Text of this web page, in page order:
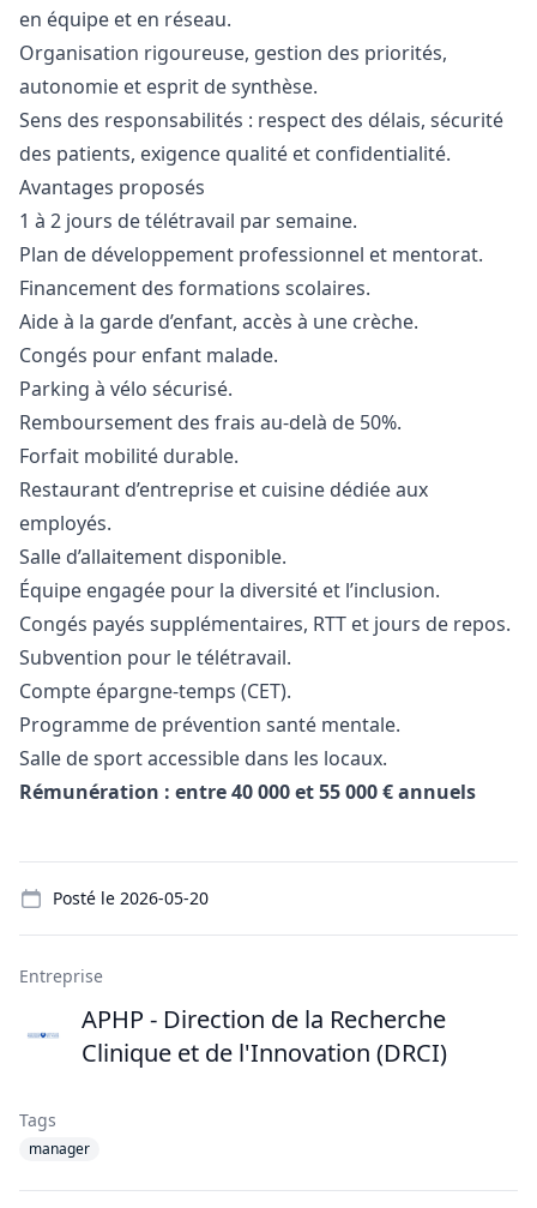
en équipe et en réseau.
Organisation rigoureuse, gestion des priorités,
autonomie et esprit de synthèse.
Sens des responsabilités : respect des délais, sécurité
des patients, exigence qualité et confidentialité.
Avantages proposés
1 à 2 jours de télétravail par semaine.
Plan de développement professionnel et mentorat.
Financement des formations scolaires.
Aide à la garde d’enfant, accès à une crèche.
Congés pour enfant malade.
Parking à vélo sécurisé.
Remboursement des frais au-delà de 50%.
Forfait mobilité durable.
Restaurant d’entreprise et cuisine dédiée aux
employés.
Salle d’allaitement disponible.
Équipe engagée pour la diversité et l’inclusion.
Congés payés supplémentaires, RTT et jours de repos.
Subvention pour le télétravail.
Compte épargne-temps (CET).
Programme de prévention santé mentale.
Salle de sport accessible dans les locaux.
Rémunération : entre 40 000 et 55 000 € annuels
Posté le 2026-05-20
Entreprise
APHP - Direction de la Recherche
Clinique et de l'Innovation (DRCI)
Tags
manager